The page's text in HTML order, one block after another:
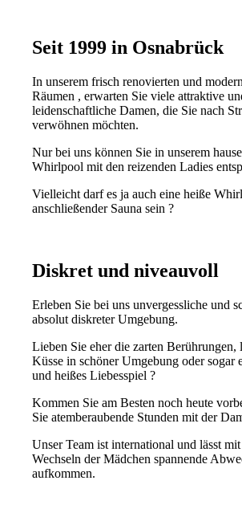
Seit 1999 in Osnabrück
In unserem frisch renovierten und
Räumen , erwarten Sie viele attraktive
leidenschaftliche Damen, die Sie nach
verwöhnen möchten.
Nur bei uns können Sie in unserem
Whirlpool mit den reizenden Ladies
Vielleicht darf es ja auch eine heiße
anschließender Sauna sein ?
Diskret und niveauvoll
Erleben Sie bei uns unvergessliche und
absolut diskreter Umgebung.
Lieben Sie eher die zarten Berührungen,
Küsse in schöner Umgebung oder sogar
und heißes Liebesspiel ?
Kommen Sie am Besten noch heute
Sie atemberaubende Stunden mit der
Unser Team ist international und lässt
Wechseln der Mädchen spannende
aufkommen.